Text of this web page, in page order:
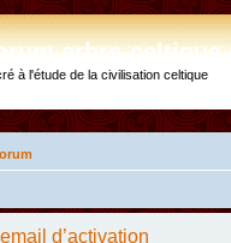
à l'étude de la civilisation celtique
d’activation